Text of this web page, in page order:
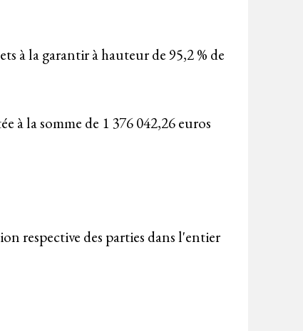
à la garantir à hauteur de 95,2 % de
à la somme de 1 376 042,26 euros
respective des parties dans l'entier